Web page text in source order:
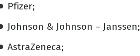
Pfizer;
Johnson & Johnson – Janssen;
AstraZeneca;